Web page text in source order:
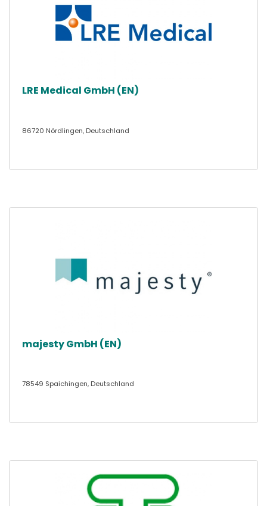
LRE Medical GmbH (EN)
86720 Nördlingen, Deutschland
majesty GmbH (EN)
78549 Spaichingen, Deutschland